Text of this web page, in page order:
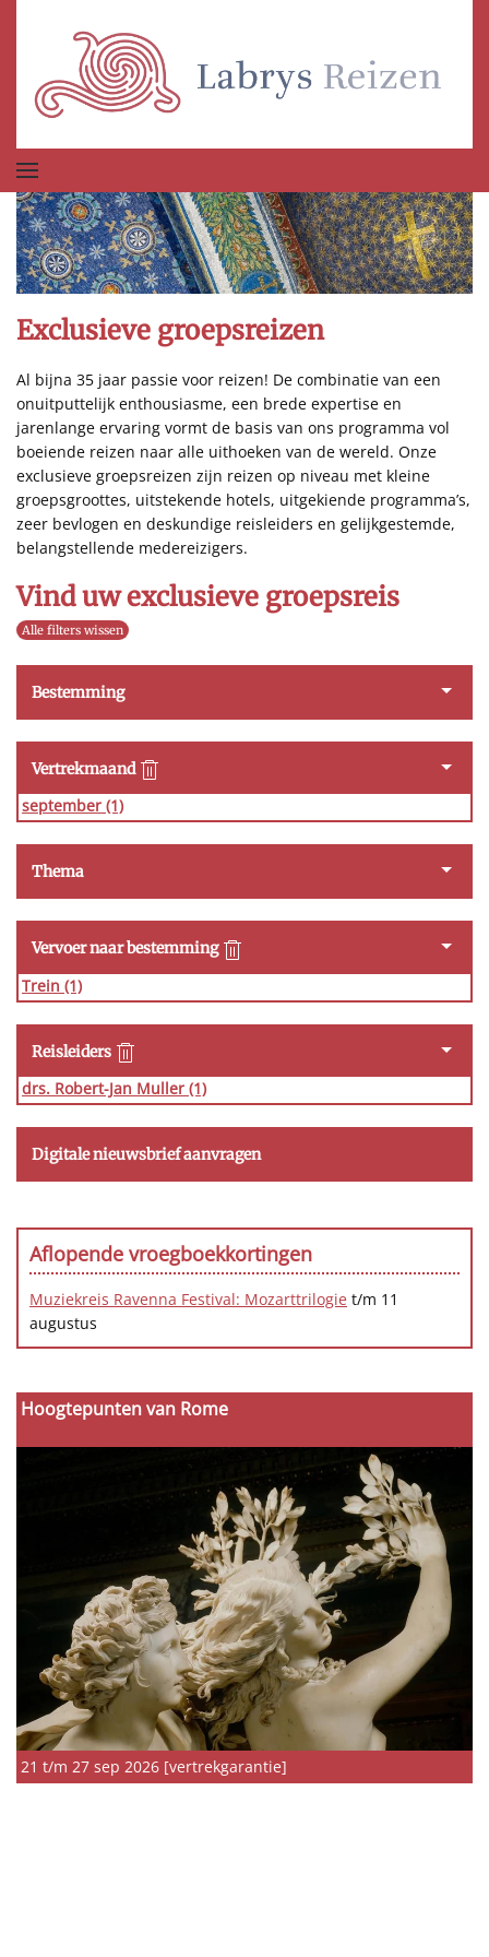
Terug naar hoofdinhoud
Exclusieve groepsreizen
Al bijna 35 jaar passie voor reizen! De combinatie van een
onuitputtelijk enthousiasme, een brede expertise en
jarenlange ervaring vormt de basis van ons programma vol
boeiende reizen naar alle uithoeken van de wereld. Onze
exclusieve groepsreizen zijn reizen op niveau met kleine
groepsgroottes, uitstekende hotels, uitgekiende programma’s,
zeer bevlogen en deskundige reisleiders en gelijkgestemde,
belangstellende medereizigers.
Hoogtepunten van Rome
21 t/m 27 sep 2026 [vertrekgarantie]
Vind uw exclusieve groepsreis
Alle filters wissen
Bestemming
Vertrekmaand
september (1)
Thema
Vervoer naar bestemming
Trein (1)
Reisleiders
drs. Robert-Jan Muller (1)
Digitale nieuwsbrief aanvragen
Aflopende vroegboekkortingen
Muziekreis Ravenna Festival: Mozarttrilogie t/m 11
augustus